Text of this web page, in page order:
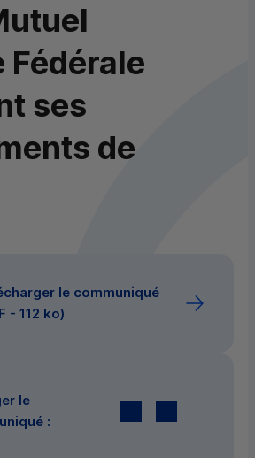
ses
de
le communiqué
- 112 ko)
le
: